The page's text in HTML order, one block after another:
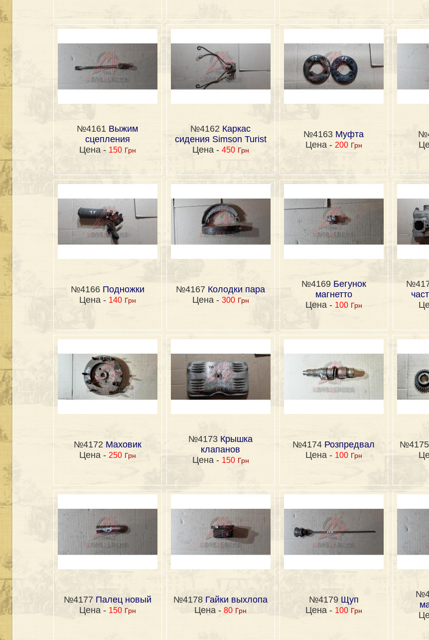
№4161 Выжим
сцепления
Цена - 150 Грн
№4162 Каркас
сидения Simson Turist
Цена - 450 Грн
№4163 Муфта
Цена - 200 Грн
№4166 Подножки
Цена - 140 Грн
№4167 Колодки пара
Цена - 300 Грн
№4169 Бегунок
магнетто
Цена - 100 Грн
№4172 Маховик
Цена - 250 Грн
№4173 Крышка
клапанов
Цена - 150 Грн
№4174 Розпредвал
Цена - 100 Грн
№4175
№4177 Палец новый
Цена - 150 Грн
№4178 Гайки выхлопа
Цена - 80 Грн
№4179 Щуп
Цена - 100 Грн